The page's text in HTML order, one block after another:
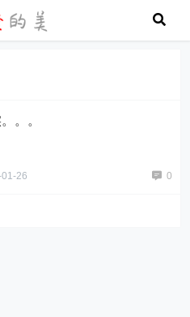
。。
26 0